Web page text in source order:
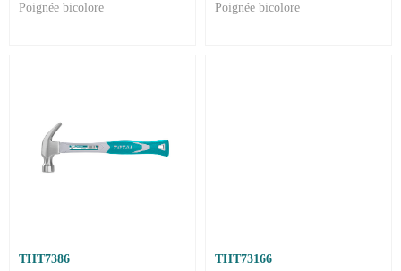
Poignée bicolore
Poignée bicolore
THT7386
THT73166